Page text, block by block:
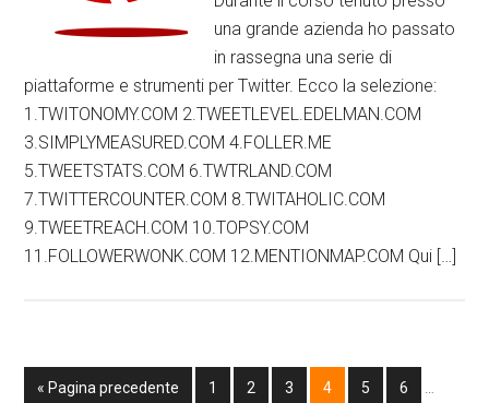
una grande azienda ho passato
in rassegna una serie di
piattaforme e strumenti per Twitter. Ecco la selezione:
1.TWITONOMY.COM 2.TWEETLEVEL.EDELMAN.COM
3.SIMPLYMEASURED.COM 4.FOLLER.ME
5.TWEETSTATS.COM 6.TWTRLAND.COM
7.TWITTERCOUNTER.COM 8.TWITAHOLIC.COM
9.TWEETREACH.COM 10.TOPSY.COM
11.FOLLOWERWONK.COM 12.MENTIONMAP.COM Qui […]
« Pagina precedente 1 2 3 4 5 6